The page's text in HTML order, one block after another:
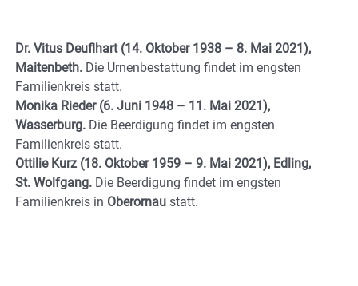
Dr. Vitus Deuflhart (14. Oktober 1938 – 8. Mai 2021),
Maitenbeth. Die Urnenbestattung findet im engsten
Familienkreis statt.
Monika Rieder (6. Juni 1948 – 11. Mai 2021),
Wasserburg. Die Beerdigung findet im engsten
Familienkreis statt.
Ottilie Kurz (18. Oktober 1959 – 9. Mai 2021), Edling,
St. Wolfgang. Die Beerdigung findet im engsten
Familienkreis in Oberornau statt.